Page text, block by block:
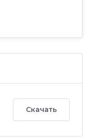
Скачать